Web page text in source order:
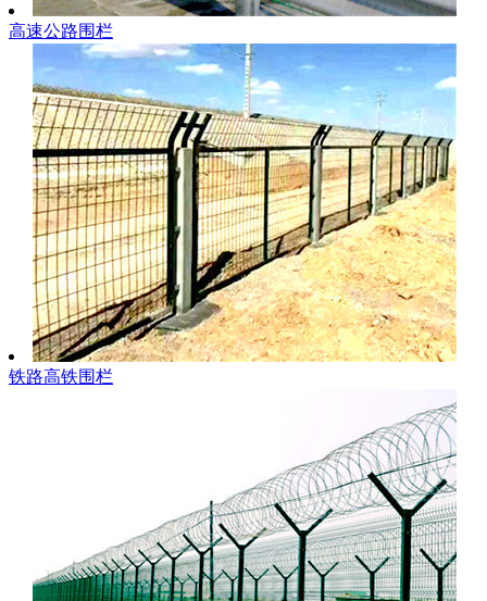
高速公路围栏
铁路高铁围栏